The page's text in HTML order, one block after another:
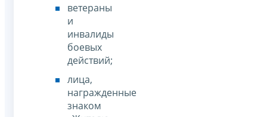
ветераны
и
инвалиды
боевых
действий;
лица,
награжденные
знаком